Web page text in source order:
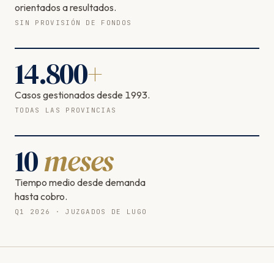
orientados a resultados.
SIN PROVISIÓN DE FONDOS
14.800+
Casos gestionados desde 1993.
TODAS LAS PROVINCIAS
10meses
Tiempo medio desde demanda
hasta cobro.
Q1 2026 · JUZGADOS DE LUGO